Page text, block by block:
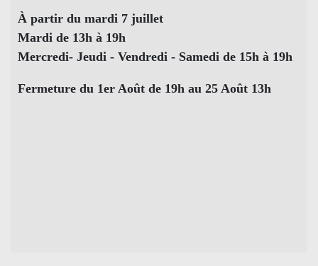
À partir du mardi 7 juillet
Mardi de 13h à 19h
Mercredi- Jeudi - Vendredi - Samedi de 15h à 19h
Fermeture du 1er Août de 19h au 25 Août 13h